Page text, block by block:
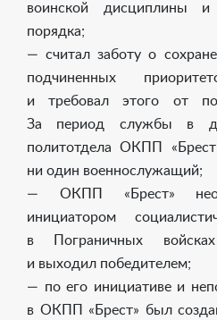
воинской дисциплины и
порядка;
— считал заботу о
подчиненных
и требовал этого от
За период службы в
политотдела ОКПП
ни один военнослужащий;
— ОКПП «Брест»
инициатором
в Пограничных
и выходил победителем;
— по его инициативе и
в ОКПП «Брест» был